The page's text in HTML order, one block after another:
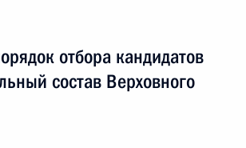
отбора кандидатов
состав Верховного